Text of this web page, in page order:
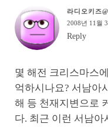
라디오키즈
2008년 11월
Reply
몇 해전 크리스마스
억하시나요? 서남아
해 등 천재지변으로
다. 최근 이런 서남